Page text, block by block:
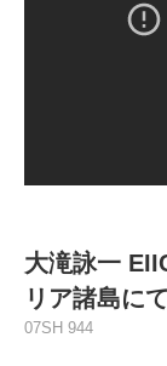
大滝詠一
リア諸島に
07SH 944